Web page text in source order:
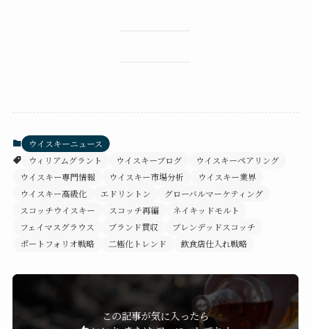
ウイスキーニュース
ウィリアムグラント
ウイスキーブログ
ウイスキーペアリング
ウイスキー専門情報
ウイスキー市場分析
ウイスキー業界
ウイスキー高級化
エドリントン
グローバルマーケティング
スコッチウイスキー
スコッチ再編
ネイキッドモルト
フェイマスグラウス
ブランド買収
ブレンデッドスコッチ
ポートフォリオ戦略
二極化トレンド 飲食店仕入れ戦略
この記事が気に入ったら